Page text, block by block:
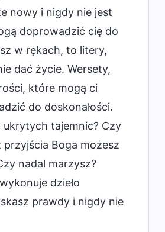
nowy i nigdy nie jest
doprowadzić cię do
w rękach, to litery,
dać życie. Wersety,
które mogą ci
do doskonałości.
ukrytych tajemnic? Czy
przyjścia Boga możesz
nadal marzysz?
dzieło
prawdy i nigdy nie